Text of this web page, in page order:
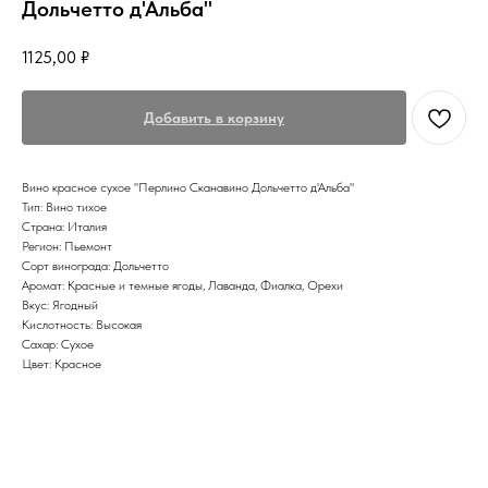
Дольчетто д'Альба"
1125,00 ₽
Добавить в корзину
Вино красное сухое "Перлино Сканавино Дольчетто д'Альба"
Тип: Вино тихое
Страна: Италия
Регион: Пьемонт
Сорт винограда: Дольчетто
Аромат: Красные и темные ягоды, Лаванда, Фиалка, Орехи
Вкус: Ягодный
Кислотность: Высокая
Сахар: Сухое
Цвет: Красное